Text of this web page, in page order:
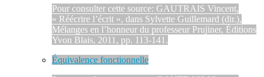
Pour consulter cette source: GAUTRAIS Vincent,
« Réécrire l’écrit », dans Sylvette Guillemard (dir.),
Mélanges en l’honneur du professeur Prujiner, Éditions
Yvon Blais, 2011, pp. 113-141.
Équivalence fonctionnelle